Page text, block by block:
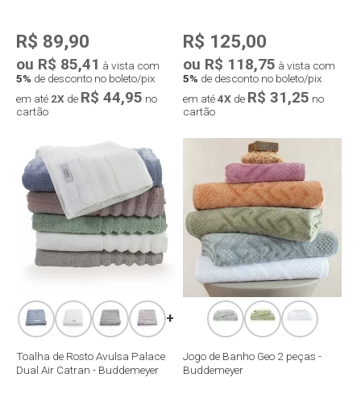
R$ 89,90
ou R$ 85,41 à vista com
5% de desconto no boleto/pix
em até 2X de R$ 44,95 no
cartão
Compra rápida
R$ 125,00
ou R$ 118,75 à vista com
5% de desconto no boleto/pix
em até4X de R$ 31,25 no
cartão
Compra rápida
+
Toalha de Rosto Avulsa Palace
Dual Air Catran - Buddemeyer
Jogo de Banho Geo 2 peças -
Buddemeyer